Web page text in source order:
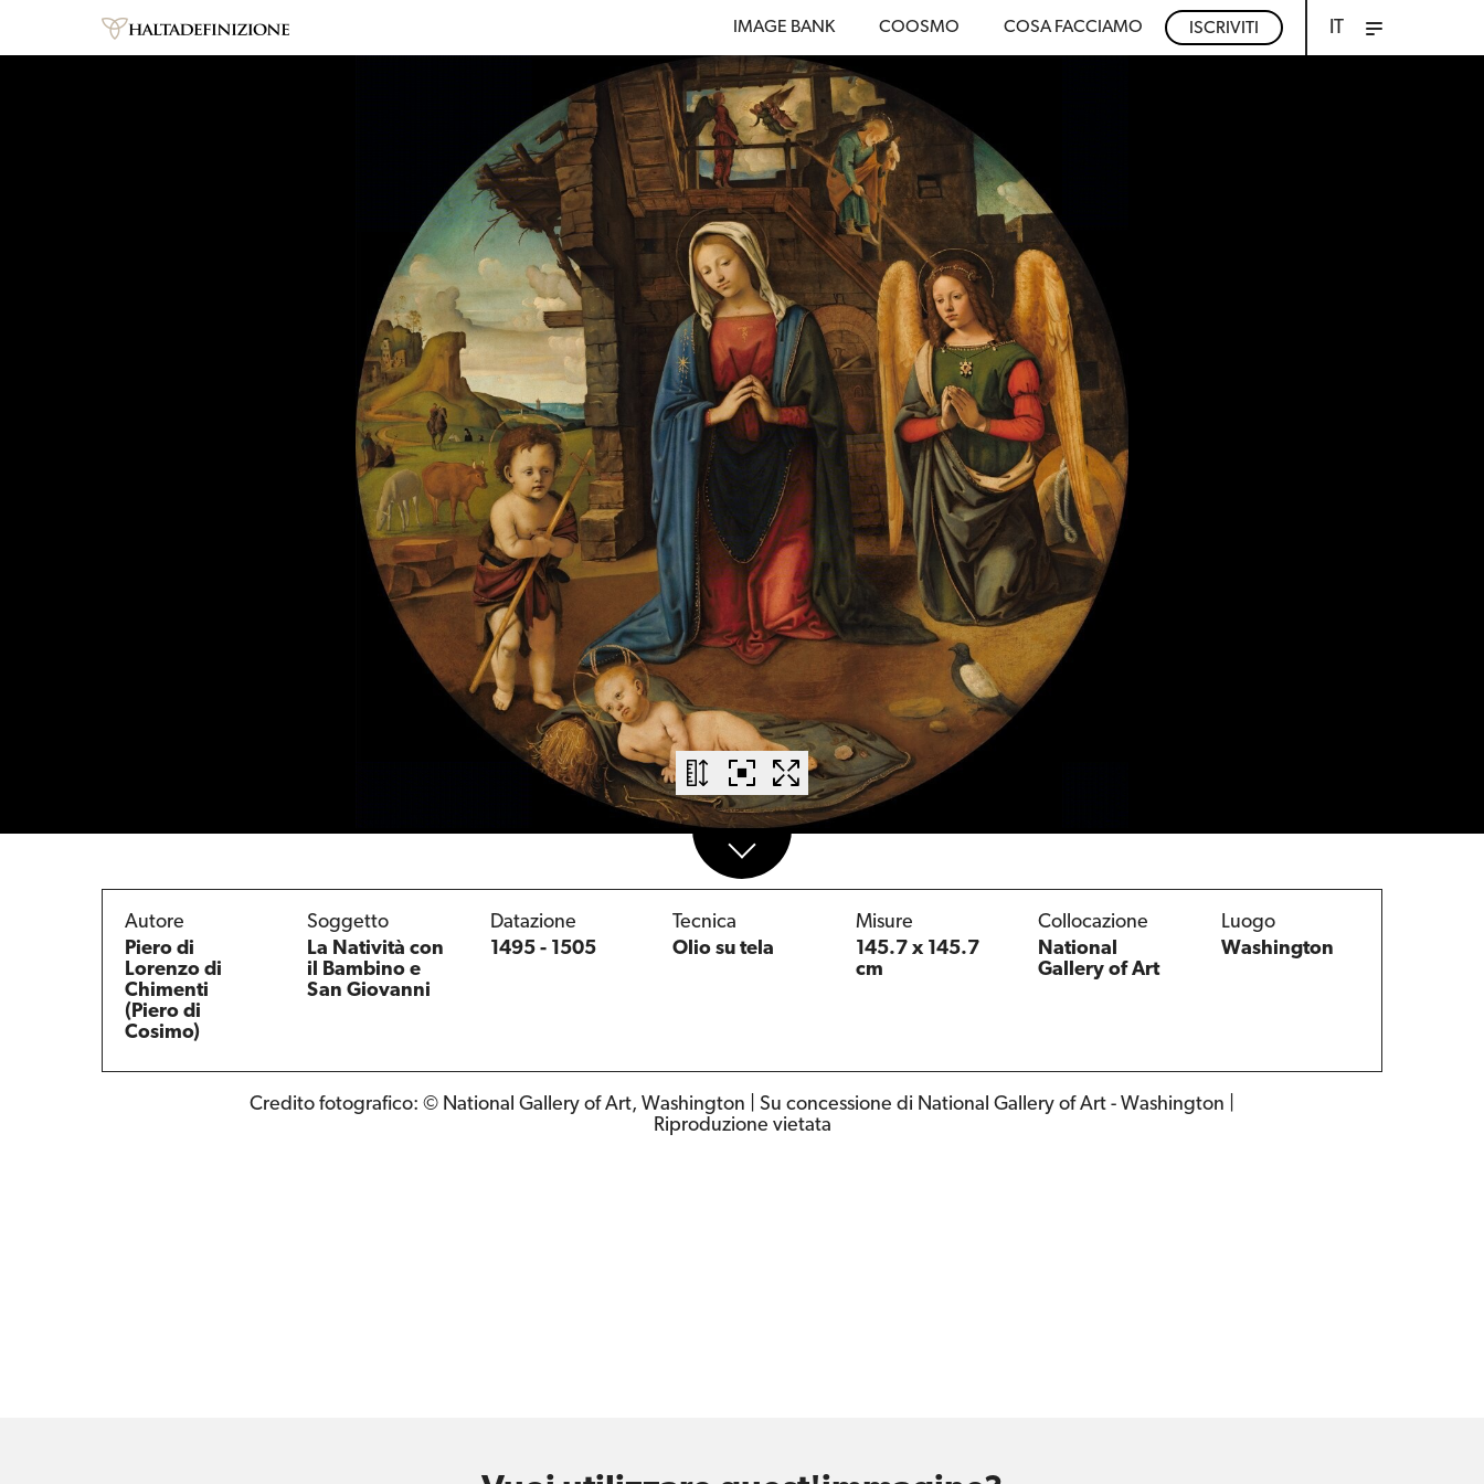
IMAGE BANK COOSMO COSA FACCIAMO ISCRIVITI IT
Autore
Piero di
Lorenzo di
Chimenti
(Piero di
Cosimo)
Soggetto
La Natività con
il Bambino e
San Giovanni
Datazione
1495 - 1505
Tecnica
Olio su tela
Misure
145.7 x 145.7
cm
Collocazione
National
Gallery of Art
Luogo
Washington
Credito fotografico: © National Gallery of Art, Washington | Su concessione di National Gallery of Art - Washington |
Riproduzione vietata